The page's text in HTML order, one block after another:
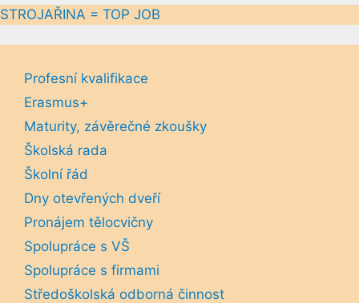
STROJAŘINA = TOP JOB
Profesní kvalifikace
Erasmus+
Maturity, závěrečné zkoušky
Školská rada
Školní řád
Dny otevřených dveří
Pronájem tělocvičny
Spolupráce s VŠ
Spolupráce s firmami
Středoškolská odborná činnost